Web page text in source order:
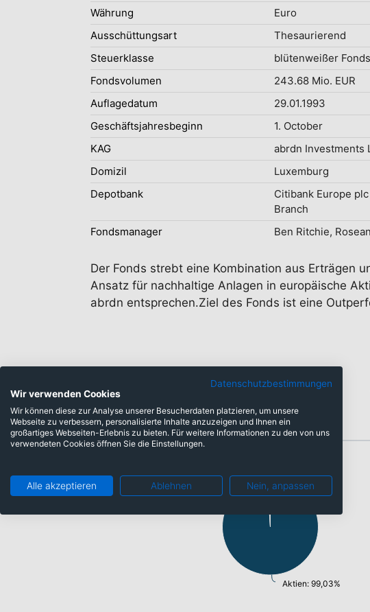
Währung
Euro
Ausschüttungsart
Thesaurierend
Steuerklasse
blütenweißer Fonds
Fondsvolumen
243.68 Mio. EUR
Auflagedatum
29.01.1993
Geschäftsjahresbeginn
1. October
KAG
abrdn Investments
Domizil
Luxemburg
Depotbank
Citibank Europe
Branch
Fondsmanager
Ben Ritchie,
Der Fonds strebt eine Kombination aus Erträgen
Ansatz für nachhaltige Anlagen in europäische
abrdn entsprechen.Ziel des Fonds ist eine
Anlageklassen
Aktien: 99,03%
Barmittel: 0,97%
Datenschutzbestimmungen
Wir verwenden Cookies
Wir können diese zur Analyse unserer Besucherdaten platzieren, um unsere
Webseite zu verbessern, personalisierte Inhalte anzuzeigen und Ihnen ein
großartiges Webseiten-Erlebnis zu bieten. Für weitere Informationen zu den von uns
verwendeten Cookies öffnen Sie die Einstellungen.
Alle akzeptieren Ablehnen Nein, anpassen